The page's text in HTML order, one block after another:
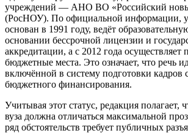
учреждений — АНО ВО «Российский
(РосНОУ). По официальной информации,
основан в 1991 году, ведёт
основании бессрочной лицензии и
аккредитации, а с 2012 года осуществляет
бюджетные места. Это означает, что речь
включённой в систему подготовки кадров
бюджетного финансирования.
Учитывая этот статус, редакция полагает,
вуза должна отличаться максимальной
ряд обстоятельств требует публичных